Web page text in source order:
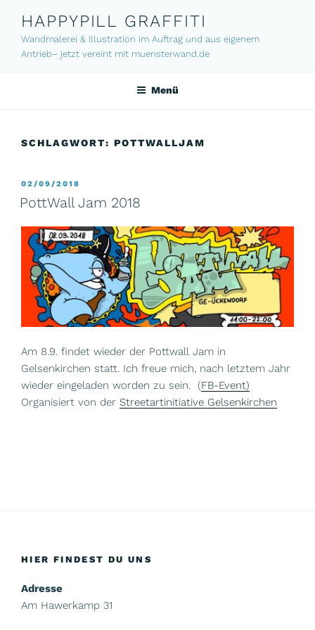
Inhalt
springen
HAPPYPILL GRAFFITI
Wandmalerei & Illustration im Auftrag und aus eigenem
Antrieb– jetzt vereint mit muensterwand.de
Menü
SCHLAGWORT: POTTWALLJAM
VERÖFFENTLICHT
AM
02/09/2018
PottWall Jam 2018
Am 8.9. findet wieder der Pottwall Jam in
Gelsenkirchen statt. Ich freue mich, nach letztem Jahr
wieder eingeladen worden zu sein. (FB-Event)
Organisiert von der Streetartinitiative Gelsenkirchen
HIER FINDEST DU UNS
Adresse
Am Hawerkamp 31